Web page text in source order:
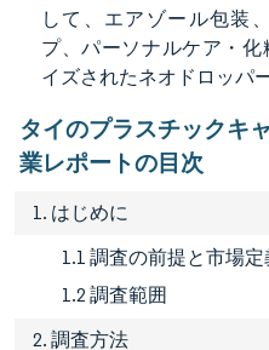
して、エアゾール包装
プ、パーソナルケア・
イズされたネオドロッパ
タイのプラスチックキ
業レポートの目次
1. はじめに
1.1 調査の前提と市場定
1.2 調査範囲
2. 調査方法